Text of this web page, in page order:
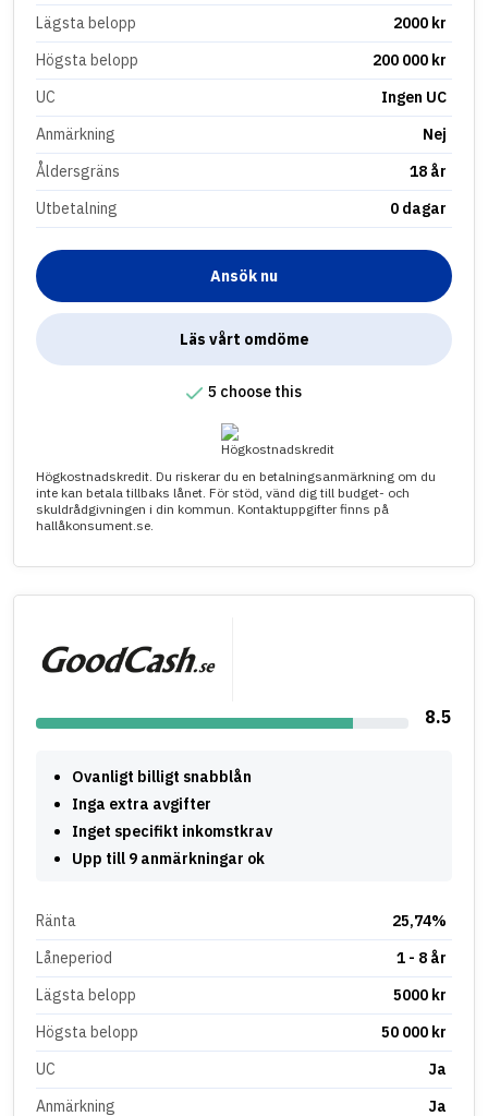
Lägsta belopp
2000 kr
Högsta belopp
200 000 kr
UC
Ingen UC
Anmärkning
Nej
Åldersgräns
18 år
Utbetalning
0 dagar
Ansök nu
Läs vårt omdöme
5 choose this
Högkostnadskredit. Du riskerar du en betalningsanmärkning om du
inte kan betala tillbaks lånet. För stöd, vänd dig till budget- och
skuldrådgivningen i din kommun. Kontaktuppgifter finns på
hallåkonsument.se.
8.5
Ovanligt billigt snabblån
Inga extra avgifter
Inget specifikt inkomstkrav
Upp till 9 anmärkningar ok
Ränta
25,74%
Låneperiod
1 - 8 år
Lägsta belopp
5000 kr
Högsta belopp
50 000 kr
UC
Ja
Anmärkning
Ja